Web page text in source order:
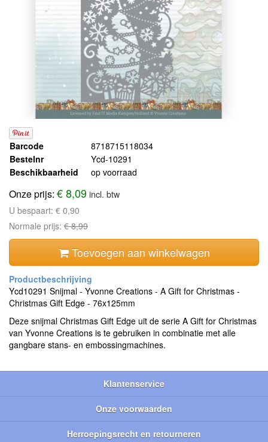
Barcode
8718715118034
Bestelnr
Ycd-10291
Beschikbaarheid
op voorraad
Onze prijs: € 8,09incl. btw
U bespaart: € 0,90
Normale prijs: € 8,99
Toevoegen aan winkelwagen
Ycd10291 Snijmal - Yvonne Creations - A Gift for Christmas -
Christmas Gift Edge - 76x125mm
Deze snijmal Christmas Gift Edge uit de serie A Gift for Christmas
van Yvonne Creations is te gebruiken in combinatie met alle
gangbare stans- en embossingmachines.
Klantenservice
Onze voorwaarden
Herroepingsrecht en retourneren